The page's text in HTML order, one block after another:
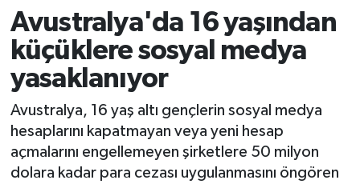
Avustralya'da 16 yaşından
küçüklere sosyal medya
yasaklanıyor
Avustralya, 16 yaş altı gençlerin sosyal medya
hesaplarını kapatmayan veya yeni hesap
açmalarını engellemeyen şirketlere 50 milyon
dolara kadar para cezası uygulanmasını öngören
İstanbul Trafik Yoğunluk Haritası
Süper Lig Puan Durumu ve Fikstür
Tüm Manşetler
Son Dakika Haberleri